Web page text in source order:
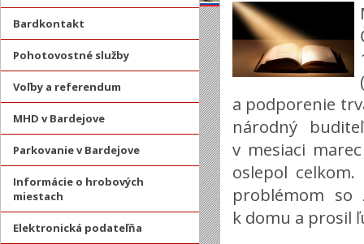
Bardkontakt
Pohotovostné služby
Voľby a referendum
MHD v Bardejove
Parkovanie v Bardejove
Informácie o hrobových
miestach
Elektronická podateľňa
a podporenie
národný
v mesiaci
oslepol
problémom
k domu a prosil